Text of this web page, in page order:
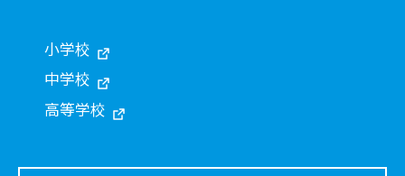
小学校
中学校
高等学校